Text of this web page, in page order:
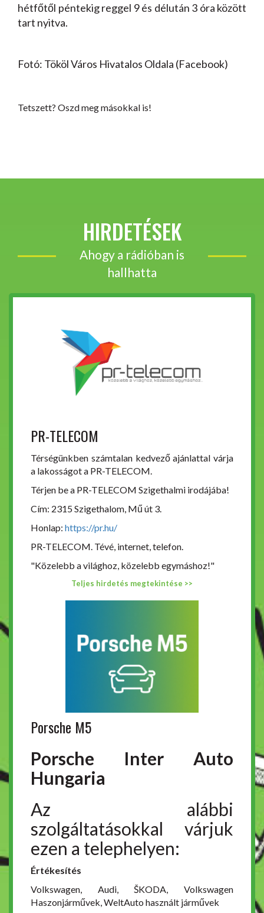
hétfőtől péntekig reggel 9 és délután 3 óra között
tart nyitva.
Fotó: Tököl Város Hivatalos Oldala (Facebook)
Tetszett? Oszd meg másokkal is!
HIRDETÉSEK
Ahogy a rádióban is
hallhatta
PR-TELECOM
Térségünkben számtalan kedvező ajánlattal várja
a lakosságot a PR-TELECOM.
Térjen be a PR-TELECOM Szigethalmi irodájába!
Cím: 2315 Szigethalom, Mű út 3.
Honlap: https://pr.hu/
PR-TELECOM. Tévé, internet, telefon.
"Közelebb a világhoz, közelebb egymáshoz!"
Teljes hirdetés megtekintése >>
Porsche M5
Porsche Inter Auto
Hungaria
Az alábbi
szolgáltatásokkal várjuk
ezen a telephelyen:
Értékesítés
Volkswagen, Audi, ŠKODA, Volkswagen
Haszonjárművek, WeltAuto használt járművek